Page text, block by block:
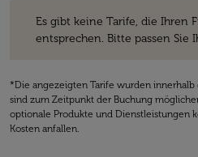
Es gibt keine Tarife, die Ihren
entsprechen. Bitte passen Sie
*Die angezeigten Tarife wurden
sind zum Zeitpunkt der Buchung
optionale Produkte und Dienstleistungen
Kosten anfallen.